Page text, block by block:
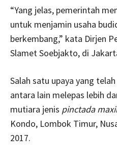
“Yang jelas, pemerintah
untuk menjamin usaha
berkembang,” kata Dirjen
Slamet Soebjakto, di
Salah satu upaya yang
antara lain melepas lebih
mutiara jenis pinctada
Kondo, Lombok Timur,
2017.